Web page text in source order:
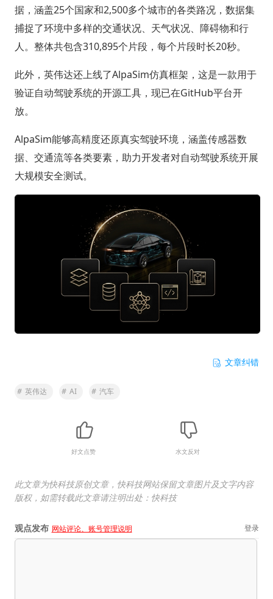
据，涵盖25个国家和2,500多个城市的各类路况，数据集
捕捉了环境中多样的交通状况、天气状况、障碍物和行
人。整体共包含310,895个片段，每个片段时长20秒。
此外，英伟达还上线了AlpaSim仿真框架，这是一款用于
验证自动驾驶系统的开源工具，现已在GitHub平台开
放。
AlpaSim能够高精度还原真实驾驶环境，涵盖传感器数
据、交通流等各类要素，助力开发者对自动驾驶系统开展
大规模安全测试。
文章纠错
# 英伟达 # AI # 汽车
好文点赞 水文反对
此文章为快科技原创文章，快科技网站保留文章图片及文字内容
版权，如需转载此文章请注明出处：快科技
观点发布 网站评论、账号管理说明 登录